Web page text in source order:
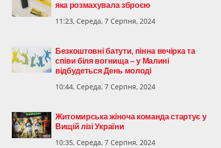
яка розмахувала зброєю
11:23, Середа, 7 Серпня, 2024
Безкоштовні батути, пінна вечірка та
співи біля вогнища – у Малині
відбудеться День молоді
10:44, Середа, 7 Серпня, 2024
Житомирська жіноча команда стартує у
Вищій лізі України
10:35, Середа, 7 Серпня, 2024